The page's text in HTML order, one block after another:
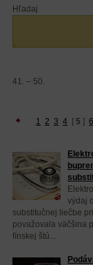
Hľadaj
41. – 50.
1 2 3 4 [ 5 ] 6
výdaj
substitučnej liečbe
považovala väčšina
fínskej štú...